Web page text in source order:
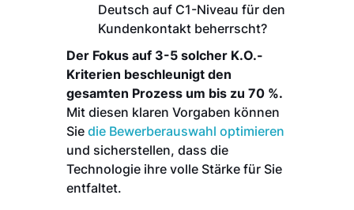
Deutsch auf C1-Niveau für den
Kundenkontakt beherrscht?
Der Fokus auf 3-5 solcher K.O.-
Kriterien beschleunigt den
gesamten Prozess um bis zu 70 %.
Mit diesen klaren Vorgaben können
Sie die Bewerberauswahl optimieren
und sicherstellen, dass die
Technologie ihre volle Stärke für Sie
entfaltet.